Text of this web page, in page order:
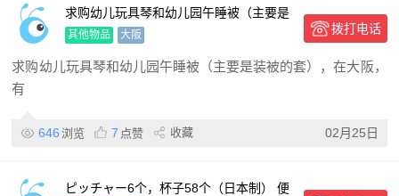
求购幼儿玩具琴和幼儿园午睡被（主要是
装被的套）
其他物品 大阪 拨打电话
求购幼儿玩具琴和幼儿园午睡被（主要是装被的套），在大阪，
有
646 浏览 7 点赞 收藏 02月25日
ピッチャー6个，杯子58个（日本制） 便